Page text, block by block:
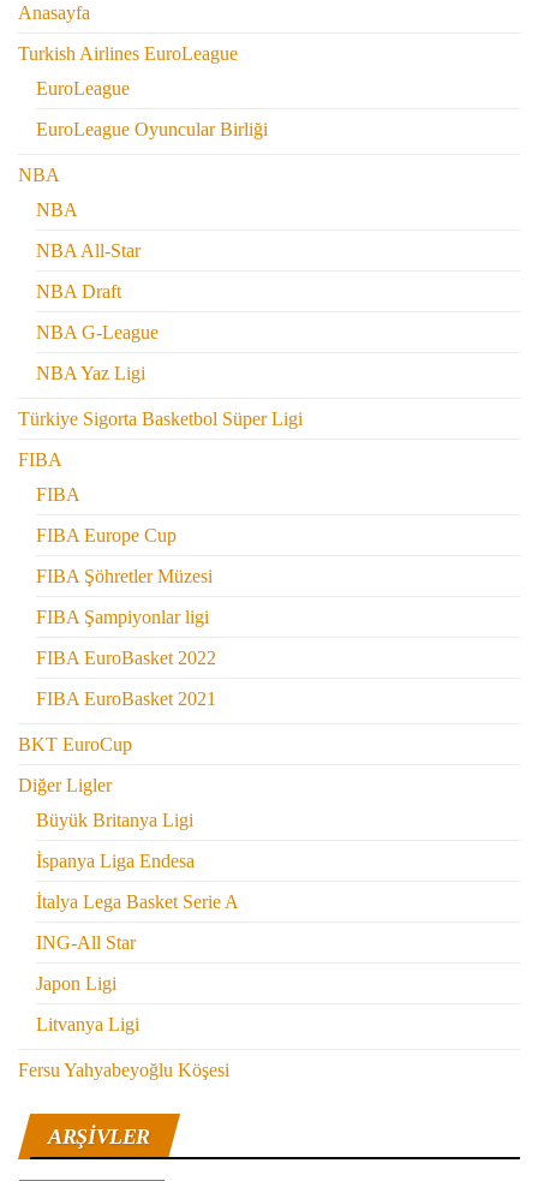
Anasayfa
Turkish Airlines EuroLeague
EuroLeague
EuroLeague Oyuncular Birliği
NBA
NBA
NBA All-Star
NBA Draft
NBA G-League
NBA Yaz Ligi
Türkiye Sigorta Basketbol Süper Ligi
FIBA
FIBA
FIBA Europe Cup
FIBA Şöhretler Müzesi
FIBA Şampiyonlar ligi
FIBA EuroBasket 2022
FIBA EuroBasket 2021
BKT EuroCup
Diğer Ligler
Büyük Britanya Ligi
İspanya Liga Endesa
İtalya Lega Basket Serie A
ING-All Star
Japon Ligi
Litvanya Ligi
Fersu Yahyabeyoğlu Köşesi
ARŞIVLER